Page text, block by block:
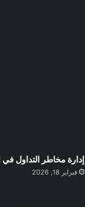
إدارة مخاطر التداول في
فبراير 18, 2026